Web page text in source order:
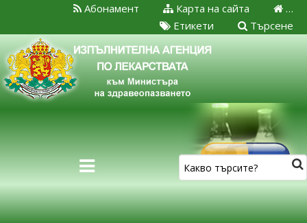
…
Карта на сайта
Абонамент
Търсене
Етикети